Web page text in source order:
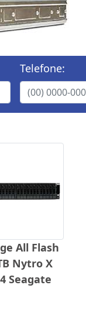
Telefone:
All Flash
Nytro X
Seagate